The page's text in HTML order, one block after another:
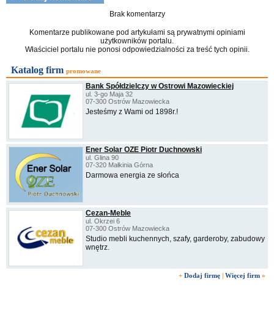
Brak komentarzy
Komentarze publikowane pod artykułami są prywatnymi opiniami
użytkowników portalu.
Właściciel portalu nie ponosi odpowiedzialności za treść tych opinii.
Katalog firm promowane
Bank Spółdzielczy w Ostrowi Mazowieckiej
ul. 3-go Maja 32
07-300 Ostrów Mazowiecka
Jesteśmy z Wami od 1898r.!
Ener Solar OZE Piotr Duchnowski
ul. Glina 90
07-320 Małkinia Górna
Darmowa energia ze słońca
Cezan-Meble
ul. Okrzei 6
07-300 Ostrów Mazowiecka
Studio mebli kuchennych, szafy, garderoby, zabudowy
wnętrz.
+ Dodaj firmę | Więcej firm »